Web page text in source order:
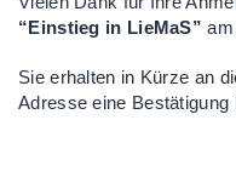
“Einstieg in LieMaS”
Sie erhalten in Kürze an
Adresse eine Bestätigung